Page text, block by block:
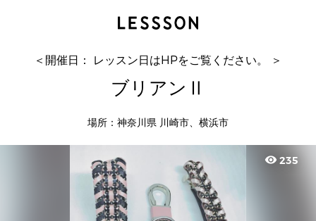
ブリアンⅡ
＜開催日： レッスン日はHPをご覧ください。 ＞
ブリアンⅡ
場所：神奈川県 川崎市、横浜市
visibility 235